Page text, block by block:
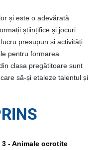
și este o adevărată
științifice și jocuri
presupun și activități
pentru formarea
clasa pregătitoare sunt
să-și etaleze talentul și
- Animale ocrotite